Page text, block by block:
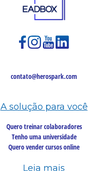
contato@herospark.com
A solução para você
Quero treinar colaboradores
Tenho uma universidade
Quero vender cursos online
Leia mais